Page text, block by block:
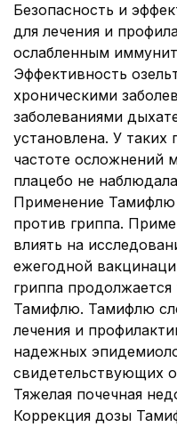
Безопасность и
для лечения и
ослабленным
Эффективность
хроническими
заболеваниями
установлена. У таких
частоте осложнений
плацебо не
Применение Тамифлю
против гриппа.
влиять на
ежегодной
гриппа
Тамифлю. Тамифлю
лечения и
надежных
свидетельствующих
Тяжелая почечная
Коррекция дозы